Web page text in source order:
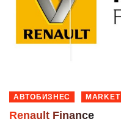
АВТОБИЗНЕС MARKET
Renault Finance